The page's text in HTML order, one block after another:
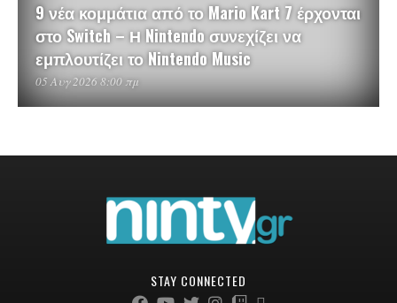
9 νέα κομμάτια από το Mario Kart 7 έρχονται
στο Switch – Η Nintendo συνεχίζει να
εμπλουτίζει το Nintendo Music
05 Αυγ 2026 8:00 πμ
STAY CONNECTED